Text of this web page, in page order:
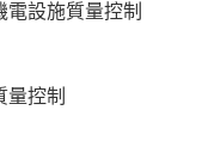
設施質量控制
量控制